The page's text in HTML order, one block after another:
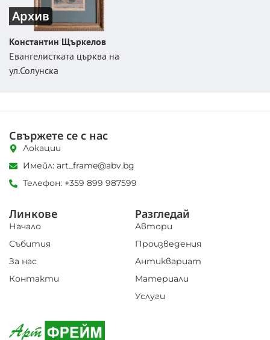
Архив
Константин Щъркелов
Евангелистката църква на
ул.Солунска
Разгледай
Автори
Произведения
Антиквариат
Материали
Услуги
Линкове
Начало
Събития
За нас
Контакти
Свържете се с нас
Локации
Имейл: art_frame@abv.bg
Телефон: +359 899 987599